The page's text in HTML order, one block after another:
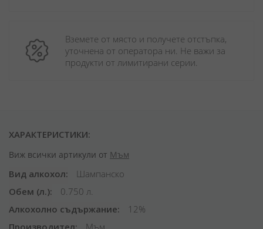
Вземете от място и получете отстъпка,
уточнена от оператора ни. Не важи за
продукти от лимитирани серии.
ХАРАКТЕРИСТИКИ:
Виж всички артикули от Мъм
Вид алкохол
Шампанско
Обем (л.)
0.750 л.
Алкохолно съдържание
12%
Производител
Мъм